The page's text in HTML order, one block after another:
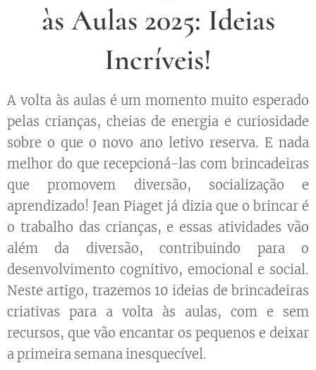
às Aulas 2025: Ideias
Incríveis!
A volta às aulas é um momento muito esperado
pelas crianças, cheias de energia e curiosidade
sobre o que o novo ano letivo reserva. E nada
melhor do que recepcioná-las com brincadeiras
que promovem diversão, socialização e
aprendizado! Jean Piaget já dizia que o brincar é
o trabalho das crianças, e essas atividades vão
além da diversão, contribuindo para o
desenvolvimento cognitivo, emocional e social.
Neste artigo, trazemos 10 ideias de brincadeiras
criativas para a volta às aulas, com e sem
recursos, que vão encantar os pequenos e deixar
a primeira semana inesquecível.